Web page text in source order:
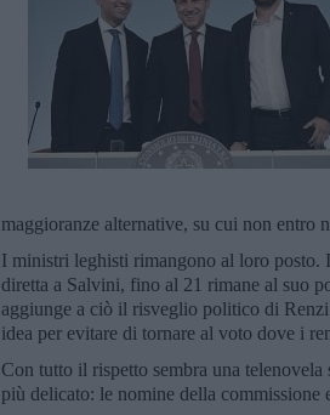
maggioranze alternative, su cui non entro
I ministri leghisti rimangono al loro posto.
diretta a Salvini, fino al 21 rimane al suo
aggiunge a ciò il risveglio politico di
idea per evitare di tornare al voto dove i
Con tutto il rispetto sembra una
più delicato: le nomine della commissione